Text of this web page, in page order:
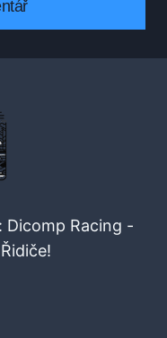
Dicomp Racing -